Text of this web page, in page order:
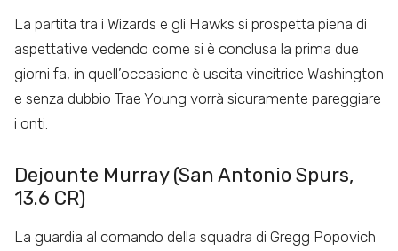
La partita tra i Wizards e gli Hawks si prospetta piena di
aspettative vedendo come si è conclusa la prima due
giorni fa, in quell’occasione è uscita vincitrice Washington
e senza dubbio Trae Young vorrà sicuramente pareggiare
i onti.
Dejounte Murray (San Antonio Spurs,
13.6 CR)
La guardia al comando della squadra di Gregg Popovich